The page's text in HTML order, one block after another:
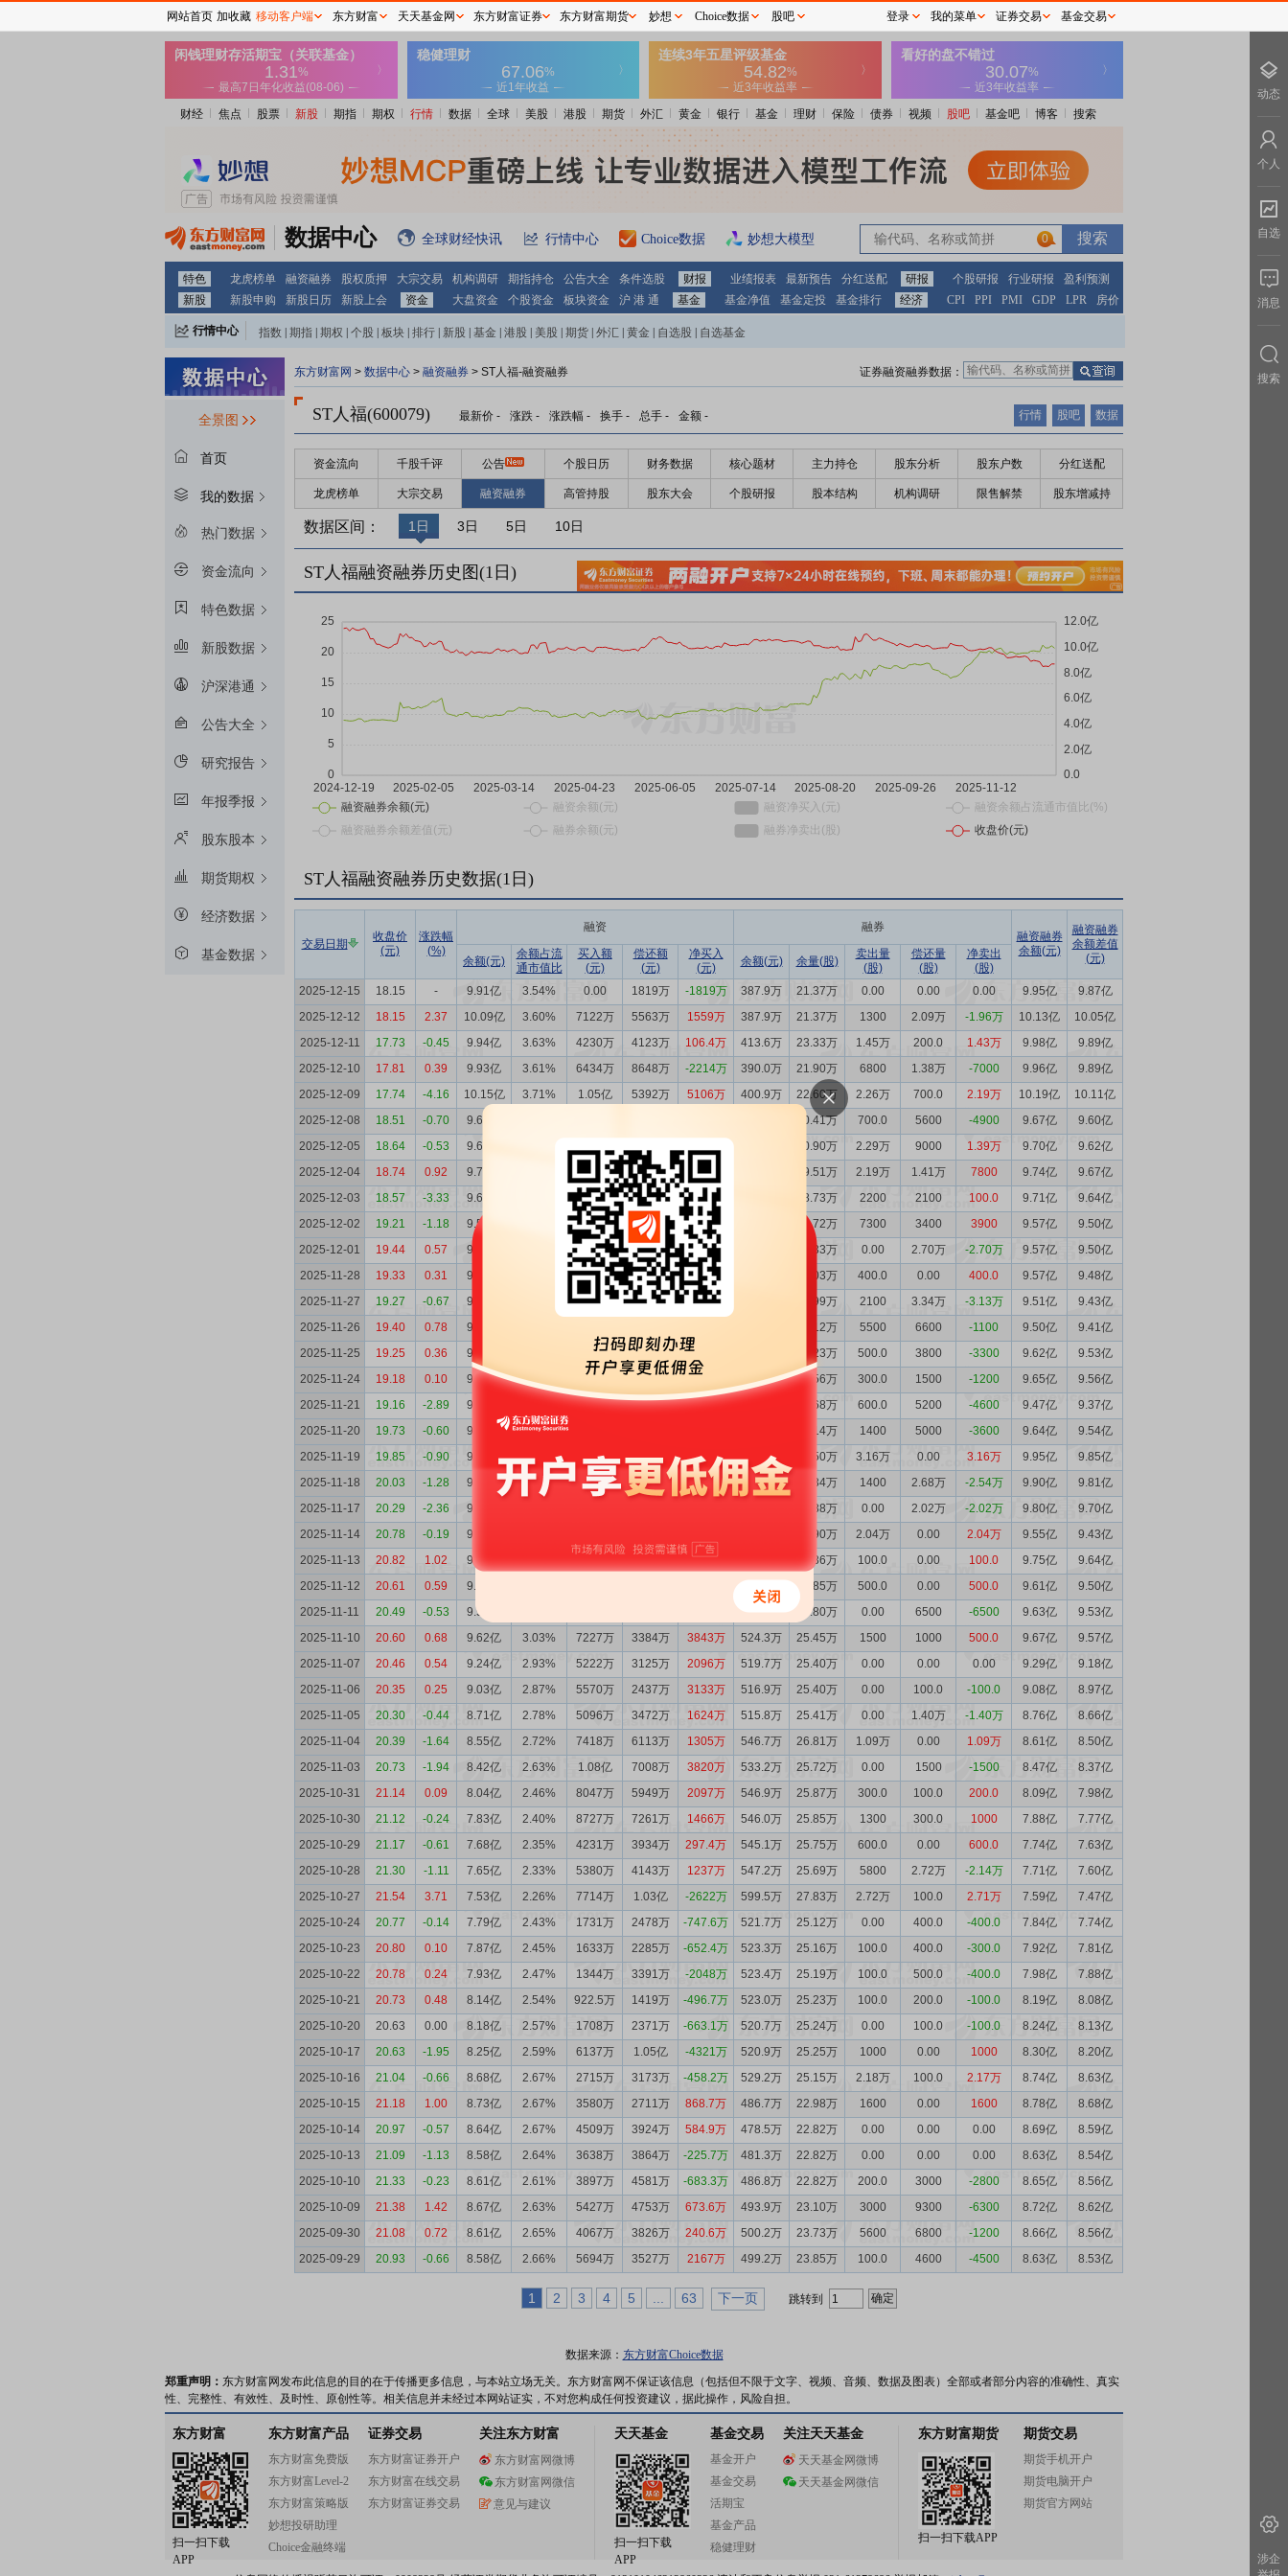
财经 焦点 股票 新股 期指 期权 行情 数据 全球 美股 港股 期货 外汇 黄金 银行 基金 理财 保险 债券 视频 股吧 基金吧 博客 搜索
数据中心 全球财经快讯 行情中心 Choice数据 妙想大模型 0
特色 龙虎榜单 融资融券 股权质押 大宗交易 机构调研 期指持仓 公告大全 条件选股 财报 业绩报表 最新预告 分红送配 研报 个股研报 行业研报
盈利预测
新股
新股申购 新股日历 新股上会 资金 大盘资金 个股资金 板块资金 沪 港 通 基金 基金净值 基金定投 基金排行 经济 CPI PPI PMI GDP LPR 房价
行情中心 指数 期指 期权 个股 板块 排行 新股 基金 港股 美股 期货 外汇 黄金 自选股 自选基金
全景图
首页
我的数据
热门数据
资金流向
特色数据
新股数据
沪深港通
公告大全
研究报告
年报季报
股东股本
期货期权
经济数据
基金数据
东方财富网 > 数据中心 > 融资融券 > ST人福-融资融券 证券融资融券数据：
ST人福(600079) 最新价 - 涨跌 - 涨跌幅 - 换手 - 总手 - 金额 - 行情 股吧 数据
资金流向 千股千评 公告 个股日历 财务数据 核心题材 主力持仓 股东分析 股东户数 分红送配
龙虎榜单 大宗交易 融资融券 高管持股 股东大会 个股研报 股本结构 机构调研 限售解禁 股东增减持
数据区间： 1日 3日 5日 10日
ST人福融资融券历史图(1 日)
ST人福融资融券历史数据(1 日)
交易日期
收盘价
(元)
涨跌幅
(%)
融资 融券
融资融券
余额(元)
融资融券
余额差值
(元)
余额(元)
余额占流
通市值比
买入额
(元)
偿还额
(元)
净买入
(元)
余额(元) 余量(股)
卖出量
(股)
偿还量
(股)
净卖出
(股)
2025-12-15
18.15 - 9.91亿 3.54% 0.00 1819万 -1819万 387.9万 21.37万 0.00 0.00 0.00 9.95亿
9.87亿
2025-12-12
18.15 2.37 10.09亿 3.60% 7122万 5563万 1559万 387.9万 21.37万 1300 2.09万 -1.96万 10.13亿
10.05亿
2025-12-11
17.73 -0.45 9.94亿 3.63% 4230万 4123万 106.4万 413.6万 23.33万 1.45万 200.0 1.43万 9.98亿
9.89亿
2025-12-10
17.81 0.39 9.93亿 3.61% 6434万 8648万 -2214万 390.0万 21.90万 6800 1.38万 -7000 9.96亿
9.89亿
2025-12-09
17.74 -4.16 10.15亿 3.71% 1.05亿 5392万 5106万 400.9万 22.60万 2.26万 700.0 2.19万 10.19亿
10.11亿
2025-12-08
18.51 -0.70 9.64亿 20.41万 700.0 5600 -4900 9.67亿
9.60亿
2025-12-05
18.64 -0.53 9.66亿 20.90万 2.29万 9000 1.39万 9.70亿
9.62亿
2025-12-04
18.74 0.92 9.70亿 2724万 2446万 278.1万 19.51万 2.19万 1.41万 7800 9.74亿
9.67亿
2025-12-03
18.57 -3.33 9.68亿 7377万 5964万 1413万 18.73万 2200 2100 100.0 9.71亿
9.64亿
2025-12-02
19.21 -1.18 9.54亿 2285万 2317万 -32.11万 18.72万 7300 3400 3900 9.57亿
9.50亿
2025-12-01
19.44 0.57 9.54亿 2427万 2297万 130.0万 18.33万 0.00 2.70万 -2.70万 9.57亿
9.50亿
2025-11-28
19.33 0.31 9.53亿 1946万 1360万 585.6万 21.03万 400.0 0.00 400.0 9.57亿
9.48亿
2025-11-27
19.27 -0.67 9.47亿 1717万 1597万 120.5万 20.99万 2100 3.34万 -3.13万 9.51亿
9.43亿
2025-11-26
19.40 0.78 9.45亿 24.12万 5500 6600 -1100 9.50亿
9.41亿
2025-11-25
19.25 0.36 9.57亿 1816万 2127万 -311.1万 24.23万 500.0 3800 -3300 9.62亿
9.53亿
2025-11-24
19.18 0.10 9.60亿 3.25% 3573万 1717万 1857万 471.1万 24.56万 300.0 1500 -1200 9.65亿
9.56亿
2025-11-21
19.16 -2.89 9.42亿 4495万 6179万 -1683万 24.68万 600.0 5200 -4600 9.47亿
9.37亿
2025-11-20
19.73 -0.60 9.59亿 3.15% 25.14万 1400 5000 -3600 9.64亿
9.54亿
2025-11-19
19.85 -0.90 9.90亿 3.23% 4601万 4125万 475.1万 506.2万 25.50万 3.16万 0.00 3.16万 9.95亿
9.85亿
2025-11-18
20.03 -1.28 9.85亿 3.19% 6004万 5001万 1003万 447.5万 22.34万 1400 2.68万 -2.54万 9.90亿
9.81亿
2025-11-17
20.29 -2.36 9.75亿 24.88万 0.00 2.02万 -2.02万 9.80亿
9.70亿
2025-11-14
20.78 -0.19 9.49亿 26.90万 2.04万 0.00 2.04万 9.55亿
9.43亿
2025-11-13
20.82 1.02 9.69亿 1391万 24.86万 100.0 0.00 100.0 9.75亿
9.64亿
2025-11-12
20.61 0.59 9.56亿 512.2万 24.85万 500.0 0.00 500.0 9.61亿
9.50亿
2025-11-11
20.49 -0.53 9.58亿 508.2万 24.80万 0.00 6500 -6500 9.63亿
9.53亿
2025-11-10
20.60 0.68 9.62亿 3.03% 7227万 3384万 3843万 524.3万 25.45万 1500 1000 500.0 9.67亿
9.57亿
2025-11-07
20.46 0.54 9.24亿 2.93% 5222万 3125万 2096万 519.7万 25.40万 0.00 0.00 0.00 9.29亿
9.18亿
2025-11-06
20.35 0.25 9.03亿 2.87% 5570万 2437万 3133万 516.9万 25.40万 0.00 100.0 -100.0 9.08亿
8.97亿
2025-11-05
20.30 -0.44 8.71亿 2.78% 5096万 3472万 1624万 515.8万 25.41万 0.00 1.40万 -1.40万 8.76亿
8.66亿
2025-11-04
20.39 -1.64 8.55亿 2.72% 7418万 6113万 1305万 546.7万 26.81万 1.09万 0.00 1.09万 8.61亿
8.50亿
2025-11-03
20.73 -1.94 8.42亿 2.63% 1.08亿 7008万 3820万 533.2万 25.72万 0.00 1500 -1500 8.47亿
8.37亿
2025-10-31
21.14 0.09 8.04亿 2.46% 8047万 5949万 2097万 546.9万 25.87万 300.0 100.0 200.0 8.09亿
7.98亿
2025-10-30
21.12 -0.24 7.83亿 2.40% 8727万 7261万 1466万 546.0万 25.85万 1300 300.0 1000 7.88亿
7.77亿
2025-10-29
21.17 -0.61 7.68亿 2.35% 4231万 3934万 297.4万 545.1万 25.75万 600.0 0.00 600.0 7.74亿
7.63亿
2025-10-28
21.30 -1.11 7.65亿 2.33% 5380万 4143万 1237万 547.2万 25.69万 5800 2.72万 -2.14万 7.71亿
7.60亿
2025-10-27
21.54 3.71 7.53亿 2.26% 7714万 1.03亿 -2622万 599.5万 27.83万 2.72万 100.0 2.71万 7.59亿
7.47亿
2025-10-24
20.77 -0.14 7.79亿 2.43% 1731万 2478万 -747.6万 521.7万 25.12万 0.00 400.0 -400.0 7.84亿
7.74亿
2025-10-23
20.80 0.10 7.87亿 2.45% 1633万 2285万 -652.4万 523.3万 25.16万 100.0 400.0 -300.0 7.92亿
7.81亿
2025-10-22
20.78 0.24 7.93亿 2.47% 1344万 3391万 -2048万 523.4万 25.19万 100.0 500.0 -400.0 7.98亿
7.88亿
2025-10-21
20.73 0.48 8.14亿 2.54% 922.5万 1419万 -496.7万 523.0万 25.23万 100.0 200.0 -100.0 8.19亿
8.08亿
2025-10-20
20.63 0.00 8.18亿 2.57% 1708万 2371万 -663.1万 520.7万 25.24万 0.00 100.0 -100.0 8.24亿
8.13亿
2025-10-17
20.63 -1.95 8.25亿 2.59% 6137万 1.05亿 -4321万 520.9万 25.25万 1000 0.00 1000 8.30亿
8.20亿
2025-10-16
21.04 -0.66 8.68亿 2.67% 2715万 3173万 -458.2万 529.2万 25.15万 2.18万 100.0 2.17万 8.74亿
8.63亿
2025-10-15
21.18 1.00 8.73亿 2.67% 3580万 2711万 868.7万 486.7万 22.98万 1600 0.00 1600 8.78亿
8.68亿
2025-10-14
20.97 -0.57 8.64亿 2.67% 4509万 3924万 584.9万 478.5万 22.82万 0.00 0.00 0.00 8.69亿
8.59亿
2025-10-13
21.09 -1.13 8.58亿 2.64% 3638万 3864万 -225.7万 481.3万 22.82万 0.00 0.00 0.00 8.63亿
8.54亿
2025-10-10
21.33 -0.23 8.61亿 2.61% 3897万 4581万 -683.3万 486.8万 22.82万 200.0 3000 -2800 8.65亿
8.56亿
2025-10-09
21.38 1.42 8.67亿 2.63% 5427万 4753万 673.6万 493.9万 23.10万 3000 9300 -6300 8.72亿
8.62亿
2025-09-30
21.08 0.72 8.61亿 2.65% 4067万 3826万 240.6万 500.2万 23.73万 5600 6800 -1200 8.66亿
8.56亿
2025-09-29
20.93 -0.66 8.58亿 2.66% 5694万 3527万 2167万 499.2万 23.85万 100.0 4600 -4500 8.63亿 8.53亿
1 2 3 4 5 63 下一页 跳转到
数据来源： 东方财富Choice数据
郑重声明： 东方财富网发布此信息的目的在于传播更多信息，与本站立场无关。东方财富网不保证该信息（包括但不限于文字、视频、音频、数据及图表）全部或者部分内容的准确性、真实
性、完整性、有效性、及时性、原创性等。相关信息并未经过本网站证实，不对您构成任何投资建议，据此操作，风险自担。
东方财富
扫一扫下载
APP
东方财富产品
东方财富免费版
东方财富Level-2
东方财富策略版
妙想投研助理
Choice金融终端
证券交易
东方财富证券开户
东方财富在线交易
东方财富证券交易
关注东方财富
东方财富网微博
东方财富网微信
意见与建议
天天基金
扫一扫下载
APP
基金交易
基金开户
基金交易
活期宝
基金产品
稳健理财
关注天天基金
天天基金网微博
天天基金网微信
东方财富期货
扫一扫下载APP
期货交易
期货手机开户
期货电脑开户
期货官方网站
网站首页 加收藏 移动客户端 东方财富 天天基金网 东方财富证券 东方财富期货 妙想 Choice数据 股吧 登录 我的菜单 证券交易 基金交易
动态
个人
自选
消息
搜索
涉企